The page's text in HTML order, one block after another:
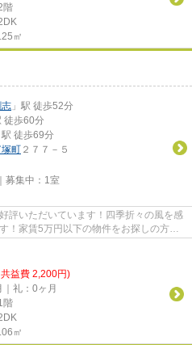
階
㎡
志 」駅 徒歩52分
徒歩60分
駅 徒歩69分
町 ２７７－５
募集中： 1室
評いただいています！四季折々の風を感
！家賃5万円以下の物件をお探しの方に
益費 2,200円)
｜礼：0ヶ月
階
㎡